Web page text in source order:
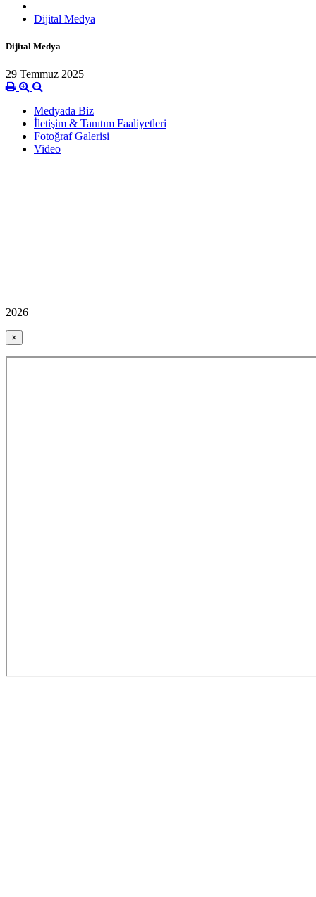
Dijital Medya
Dijital Medya
29 Temmuz 2025
Medyada Biz
İletişim & Tanıtım Faaliyetleri
Fotoğraf Galerisi
Video
2026
×